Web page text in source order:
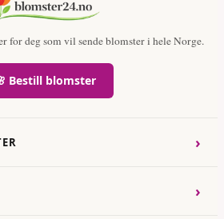
for deg som vil sende blomster i hele Norge.
Bestill blomster
›
›